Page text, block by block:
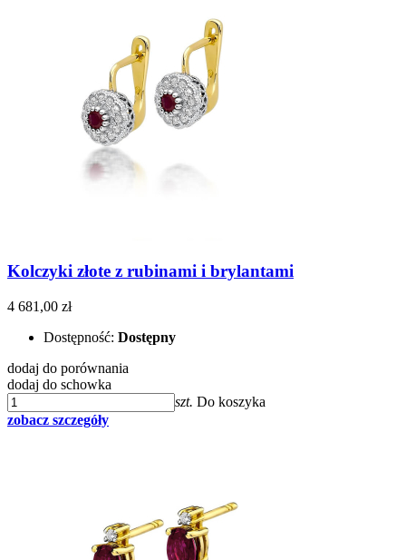
Kolczyki złote z rubinami i brylantami
4 681,00 zł
Dostępność: Dostępny
dodaj do porównania
dodaj do schowka
szt. Do koszyka
zobacz szczegóły